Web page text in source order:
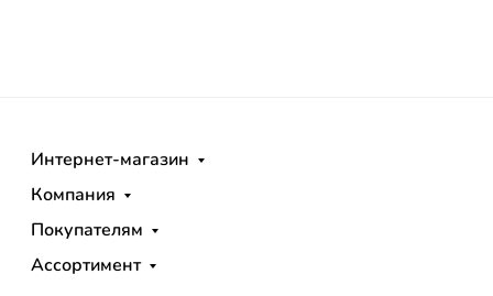
Интернет-магазин
Компания
Покупателям
Ассортимент